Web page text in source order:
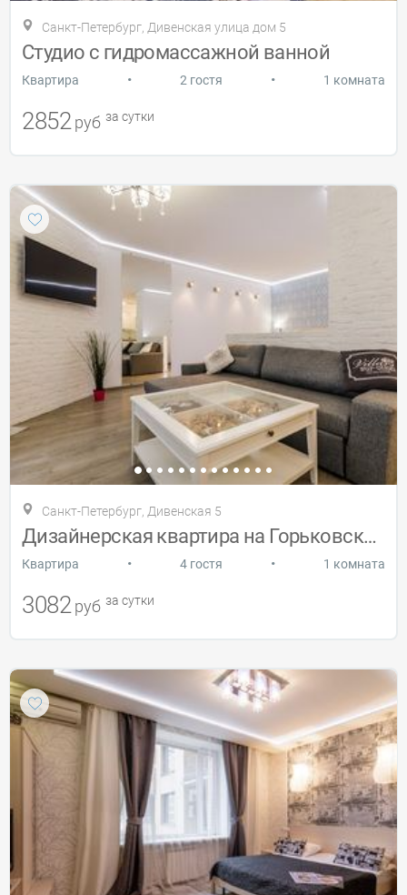
Санкт-Петербург, Дивенская улица дом 5
Студио с гидромассажной ванной
Квартира • 2 гостя • 1 комната
2852 руб за сутки
Санкт-Петербург, Дивенская 5
Дизайнерская квартира на Горьковской
Квартира • 4 гостя • 1 комната
3082 руб за сутки